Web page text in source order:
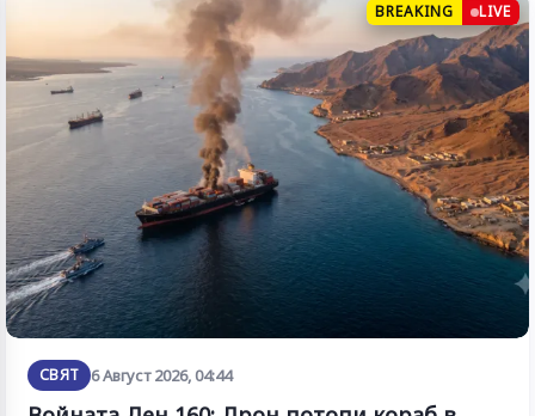
BREAKING LIVE
СВЯТ 6 Август 2026, 04:44